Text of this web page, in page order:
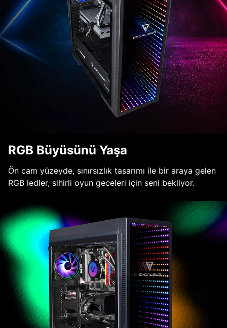
RGB Büyüsünü Yaşa
Ön cam yüzeyde, sınırsızlık tasarımı ile bir araya gelen
RGB ledler, sihirli oyun geceleri için seni bekliyor.